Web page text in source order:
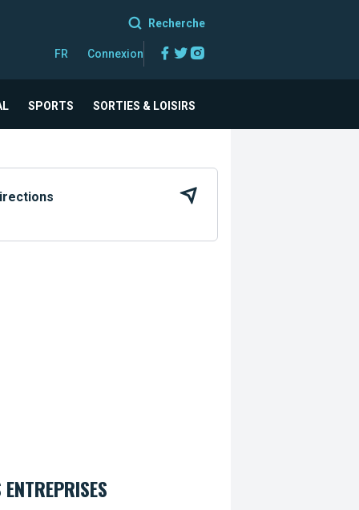
Recherche
FR Connexion Facebook
Twitter
SPORTS SORTIES & LOISIRS